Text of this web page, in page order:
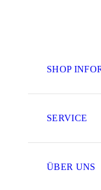
SHOP
SERVICE
ÜBER UNS